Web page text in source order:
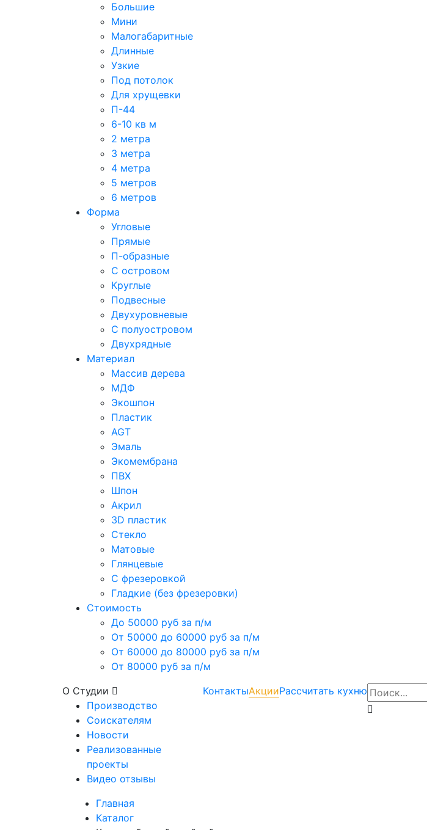
Большие
Мини
Малогабаритные
Длинные
Узкие
Под потолок
Для хрущевки
П-44
6-10 кв м
2 метра
3 метра
4 метра
5 метров
6 метров
Форма
Угловые
Прямые
П-образные
С островом
Круглые
Подвесные
Двухуровневые
С полуостровом
Двухрядные
Материал
Массив дерева
МДФ
Экошпон
Пластик
AGT
Эмаль
Экомембрана
ПВХ
Шпон
Акрил
3D пластик
Стекло
Матовые
Глянцевые
С фрезеровкой
Гладкие (без фрезеровки)
Стоимость
До 50000 руб за п/м
От 50000 до 60000 руб за п/м
От 60000 до 80000 руб за п/м
От 80000 руб за п/м
О Студии
Производство
Соискателям
Новости
Реализованные
проекты
Видео отзывы
КонтактыАкцииРассчитать кухню
Главная
Каталог